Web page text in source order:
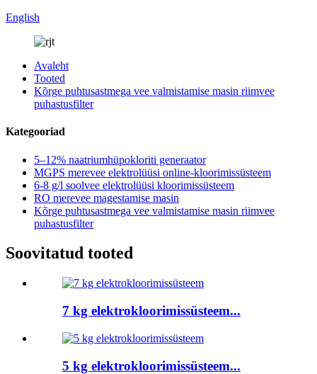
English
Avaleht
Tooted
Kõrge puhtusastmega vee valmistamise masin riimvee
puhastusfilter
Kategooriad
5–12% naatriumhüpokloriti generaator
MGPS merevee elektrolüüsi online-kloorimissüsteem
6-8 g/l soolvee elektrolüüsi kloorimissüsteem
RO merevee magestamise masin
Kõrge puhtusastmega vee valmistamise masin riimvee
puhastusfilter
Soovitatud tooted
7 kg elektrokloorimissüsteem...
5 kg elektrokloorimissüsteem...